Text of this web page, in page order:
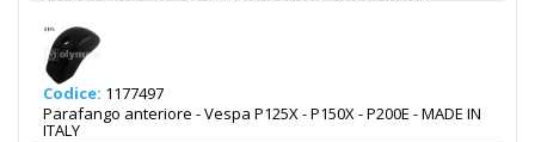
Codice: 1177497
Parafango anteriore - Vespa P125X - P150X - P200E - MADE IN
ITALY